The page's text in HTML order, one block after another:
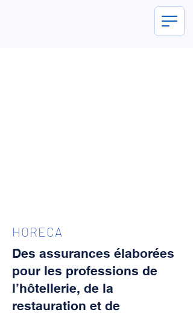
HORECA
Des assurances élaborées
pour les professions de
l’hôtellerie, de la
restauration et de